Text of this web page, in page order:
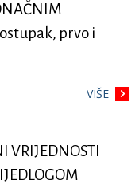
prvo i
VIŠE
VRIJEDNOSTI